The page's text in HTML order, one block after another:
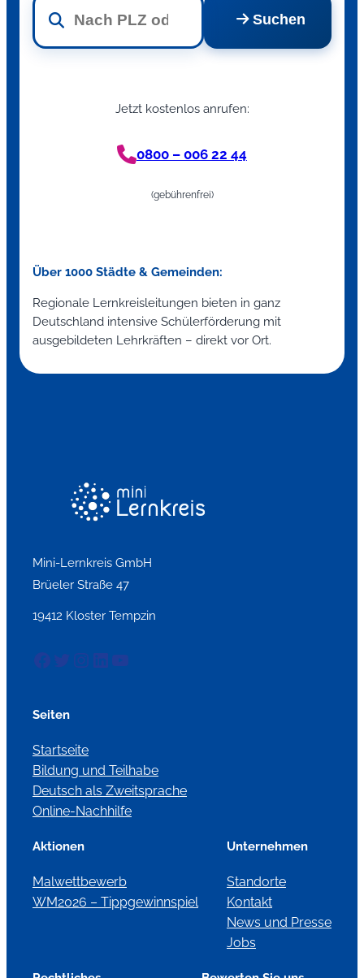
Suchen
Jetzt kostenlos anrufen:
0800 – 006 22 44
(gebührenfrei)
Über 1000 Städte & Gemeinden:
Regionale Lernkreisleitungen bieten in ganz
Deutschland intensive Schülerförderung mit
ausgebildeten Lehrkräften – direkt vor Ort.
Mini-Lernkreis GmbH
Brüeler Straße 47
19412 Kloster Tempzin
Facebook
Twitter
Instagram
LinkedIn
YouTube
Seiten
Startseite
Bildung und Teilhabe
Deutsch als Zweitsprache
Online-Nachhilfe
Aktionen
Malwettbewerb
WM2026 – Tippgewinnspiel
Unternehmen
Standorte
Kontakt
News und Presse
Jobs